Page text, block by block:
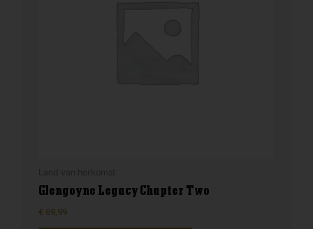
Glengoyne Legacy Chapter Two
€ 69,99